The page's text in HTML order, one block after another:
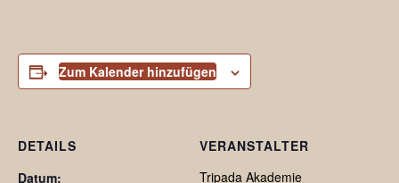
Zum Kalender hinzufügen
DETAILS
Datum:
VERANSTALTER
Tripada Akademie